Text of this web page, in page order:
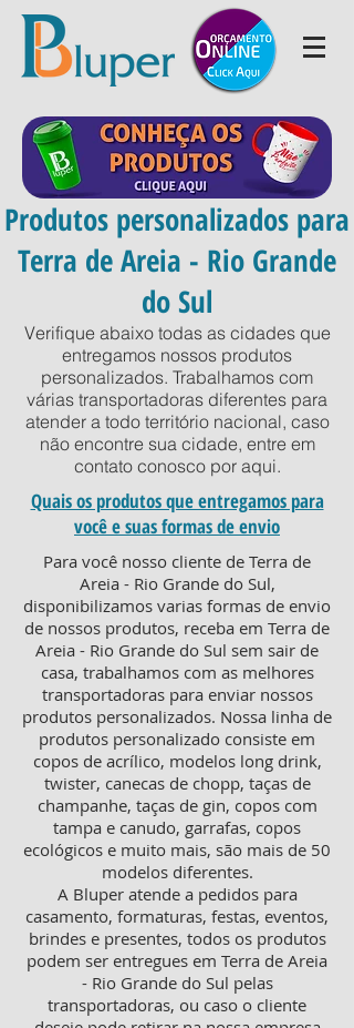
Produtos personalizados para
Terra de Areia - Rio Grande
do Sul
Verifique abaixo todas as cidades que
entregamos nossos produtos
personalizados. Trabalhamos com
várias transportadoras diferentes para
atender a todo território nacional, caso
não encontre sua cidade, entre em
contato conosco por aqui.
Para você nosso cliente de Terra de
Areia - Rio Grande do Sul,
disponibilizamos varias formas de envio
de nossos produtos, receba em Terra de
Areia - Rio Grande do Sul sem sair de
casa, trabalhamos com as melhores
transportadoras para enviar nossos
produtos personalizados. Nossa linha de
produtos personalizado consiste em
copos de acrílico, modelos long drink,
twister, canecas de chopp, taças de
champanhe, taças de gin, copos com
tampa e canudo, garrafas, copos
ecológicos e muito mais, são mais de 50
modelos diferentes.
A Bluper atende a pedidos para
casamento, formaturas, festas, eventos,
brindes e presentes, todos os produtos
podem ser entregues em Terra de Areia
- Rio Grande do Sul pelas
transportadoras, ou caso o cliente
Quais os produtos que entregamos para
você e suas formas de envio